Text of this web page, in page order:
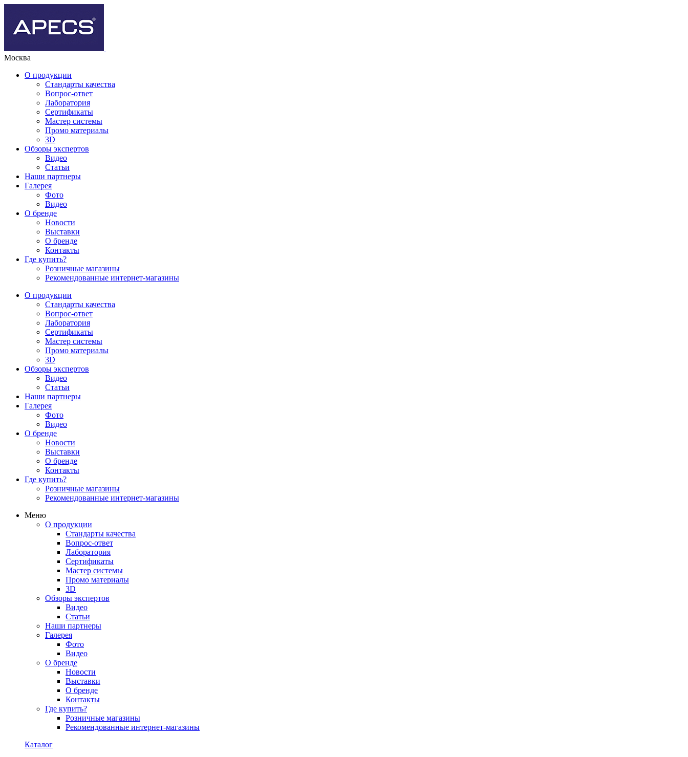
Москва
О продукции
Стандарты качества
Вопрос-ответ
Лаборатория
Сертификаты
Мастер системы
Промо материалы
3D
Обзоры экспертов
Видео
Статьи
Наши партнеры
Галерея
Фото
Видео
О бренде
Новости
Выставки
О бренде
Контакты
Где купить?
Розничные магазины
Рекомендованные интернет-магазины
О продукции
Стандарты качества
Вопрос-ответ
Лаборатория
Сертификаты
Мастер системы
Промо материалы
3D
Обзоры экспертов
Видео
Статьи
Наши партнеры
Галерея
Фото
Видео
О бренде
Новости
Выставки
О бренде
Контакты
Где купить?
Розничные магазины
Рекомендованные интернет-магазины
Меню
О продукции
Стандарты качества
Вопрос-ответ
Лаборатория
Сертификаты
Мастер системы
Промо материалы
3D
Обзоры экспертов
Видео
Статьи
Наши партнеры
Галерея
Фото
Видео
О бренде
Новости
Выставки
О бренде
Контакты
Где купить?
Розничные магазины
Рекомендованные интернет-магазины
Каталог